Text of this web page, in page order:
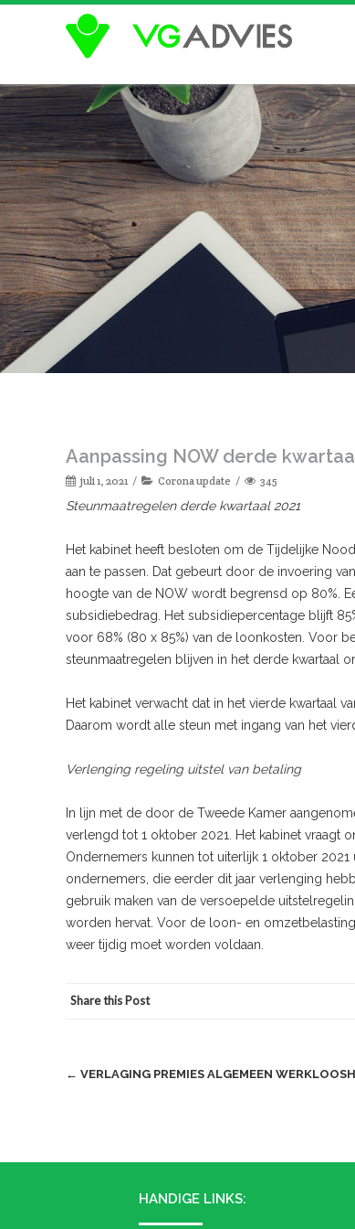
Aanpassing NOW derde
juli 1, 2021 Corona update 345
Steunmaatregelen derde kwartaal 2021
Het kabinet heeft besloten om de Tijdelijke
aan te passen. Dat gebeurt door de invoering
hoogte van de NOW wordt begrensd op 80%.
subsidiebedrag. Het subsidiepercentage blijft
voor 68% (80 x 85%) van de loonkosten. Voor
steunmaatregelen blijven in het derde kwartaal
Het kabinet verwacht dat in het vierde kwartaal
Daarom wordt alle steun met ingang van het
Verlenging regeling uitstel van betaling
In lijn met de door de Tweede Kamer
verlengd tot 1 oktober 2021. Het kabinet vraagt
Ondernemers kunnen tot uiterlijk 1 oktober
ondernemers, die eerder dit jaar verlenging
gebruik maken van de versoepelde
worden hervat. Voor de loon- en
weer tijdig moet worden voldaan.
Share this Post
Post
← VERLAGING PREMIES ALGEMEEN
HANDIGE LINKS: